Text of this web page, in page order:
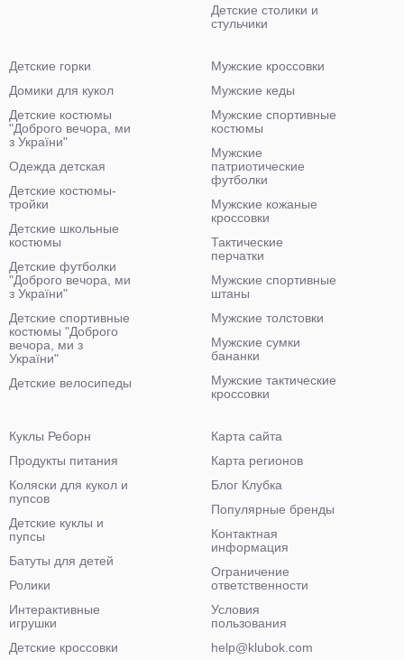
Детские столики и
стульчики
Детские горки
Домики для кукол
Детские костюмы
"Доброго вечора, ми
з України"
Одежда детская
Детские костюмы-
тройки
Детские школьные
костюмы
Детские футболки
"Доброго вечора, ми
з України"
Детские спортивные
костюмы "Доброго
вечора, ми з
України"
Детские велосипеды
Мужские кроссовки
Мужские кеды
Мужские спортивные
костюмы
Мужские
патриотические
футболки
Мужские кожаные
кроссовки
Тактические
перчатки
Мужские спортивные
штаны
Мужские толстовки
Мужские сумки
бананки
Мужские тактические
кроссовки
Куклы Реборн
Продукты питания
Коляски для кукол и
пупсов
Детские куклы и
пупсы
Батуты для детей
Ролики
Интерактивные
игрушки
Детские кроссовки
Карта сайта
Карта регионов
Блог Клубка
Популярные бренды
Контактная
информация
Ограничение
ответственности
Условия
пользования
help@klubok.com